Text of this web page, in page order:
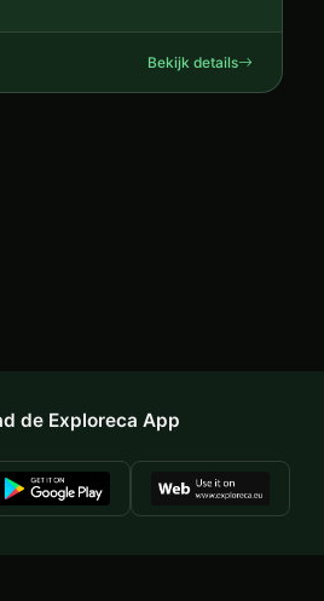
Bekijk details
de Exploreca App